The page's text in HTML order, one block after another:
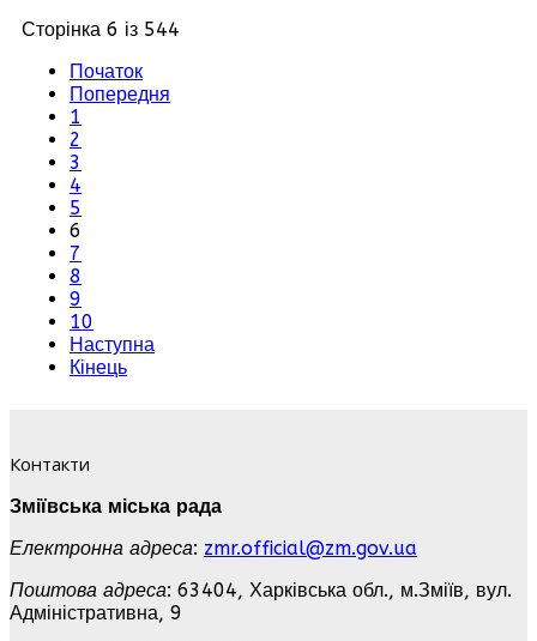
Сторінка 6 із 544
Початок
Попередня
1
2
3
4
5
6
7
8
9
10
Наступна
Кінець
Контакти
Зміївська міська рада
Електронна адреса: zmr.official@zm.gov.ua
Поштова адреса: 63404, Харківська обл., м.Зміїв, вул.
Адміністративна, 9